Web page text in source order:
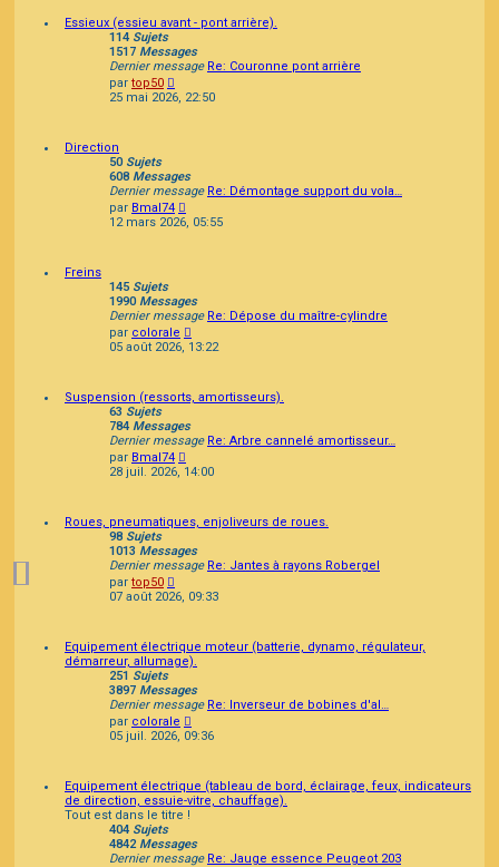
Essieux (essieu avant - pont arrière).
114 Sujets
1517 Messages
Dernier message Re: Couronne pont arrière
par top50
le
dernier
25 mai 2026, 22:50
Direction
50 Sujets
608 Messages
Dernier message Re: Démontage support du vola…
par Bmal74
le
dernier
12 mars 2026, 05:55
Freins
145 Sujets
1990Messages
Dernier message Re: Dépose du maître-cylindre
par colorale
le
05 août 2026, 13:22
Suspension (ressorts, amortisseurs).
63 Sujets
784 Messages
Dernier message Re: Arbre cannelé amortisseur…
par Bmal74
le
28 juil. 2026, 14:00
Roues, pneumatiques, enjoliveurs de roues.
98 Sujets
1013 Messages
Dernier message Re: Jantes à rayons Robergel
par top50
le
dernier
07 août 2026, 09:33
Equipement électrique moteur (batterie, dynamo, régulateur,
démarreur, allumage).
251 Sujets
3897 Messages
Dernier message Re: Inverseur de bobines d'al…
par colorale
le
05 juil. 2026, 09:36
Equipement électrique (tableau de bord, éclairage, feux, indicateurs
de direction, essuie-vitre, chauffage).
Tout est dans le titre !
404 Sujets
4842Messages
Dernier message Re: Jauge essence Peugeot 203